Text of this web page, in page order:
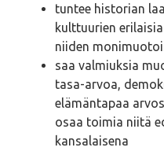
tuntee historian
kulttuurien
niiden
saa valmiuksia
tasa-arvoa,
elämäntapaa
osaa toimia niitä
kansalaisena